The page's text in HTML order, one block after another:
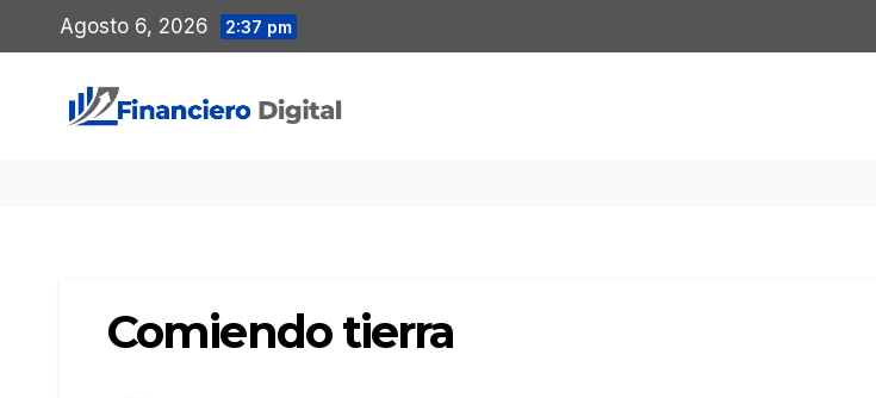
al
contenido
Agosto 6, 2026 2:37 pm
Comiendo tierra